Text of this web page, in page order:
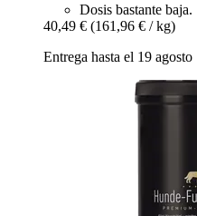
Dosis bastante baja.
40,49 € (161,96 € / kg)
Entrega hasta el 19 agosto